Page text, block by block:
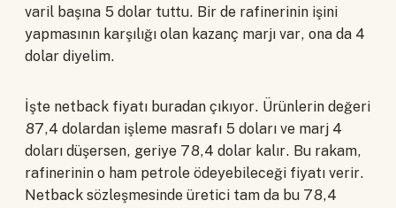
varil başına 5 dolar tuttu. Bir de rafinerinin işini
yapmasının karşılığı olan kazanç marjı var, ona da 4
dolar diyelim.
İşte netback fiyatı buradan çıkıyor. Ürünlerin değeri
87,4 dolardan işleme masrafı 5 doları ve marj 4
doları düşersen, geriye 78,4 dolar kalır. Bu rakam,
rafinerinin o ham petrole ödeyebileceği fiyatı verir.
Netback sözleşmesinde üretici tam da bu 78,4